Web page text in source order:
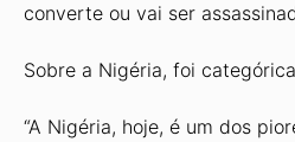
converte ou vai ser
Sobre a Nigéria, foi
“A Nigéria, hoje, é um dos